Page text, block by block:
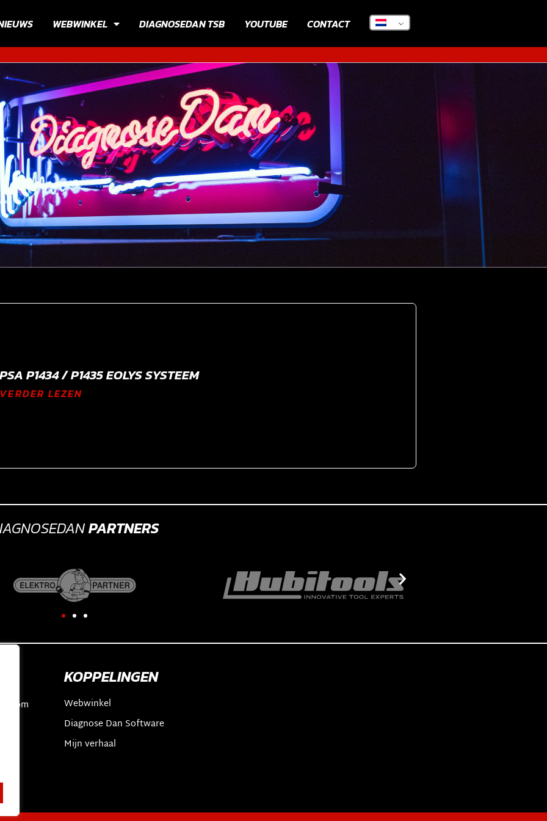
WEBWINKEL DIAGNOSEDAN TSB YOUTUBE CONTACT
PSA P1434 / P1435 EOLYS SYSTEEM
VERDER LEZEN
PARTNERS
KOPPELINGEN
Webwinkel
Diagnose Dan Software
Mijn verhaal